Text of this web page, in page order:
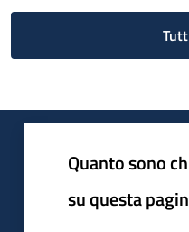
Quanto sono
su questa